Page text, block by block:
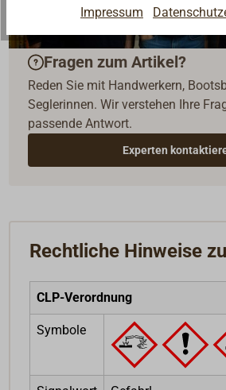
Fragen zum Artikel?
Reden Sie mit Handwerkern,
Seglerinnen. Wir verstehen Ihre
passende Antwort.
Experten
Rechtliche Hinweise
CLP-Verordnung
Symbole
Impressum